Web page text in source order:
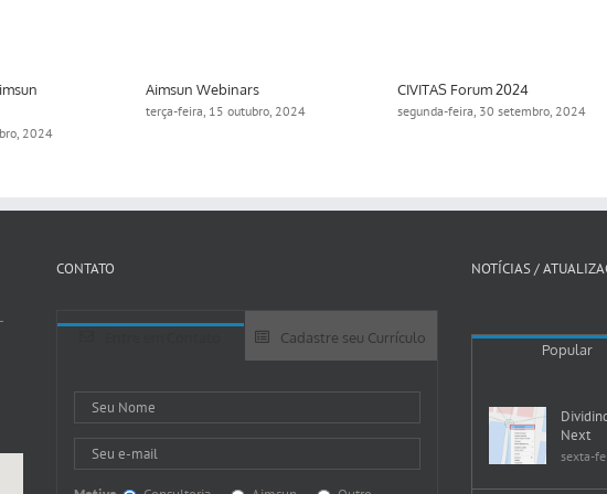
2024
Aimsun Webinars
terça-feira, 15 outubro, 2024
CIVITAS Forum 2024
segunda-feira, 30 setembro, 2024
CONTATO
Cadastre seu Currículo
NOTÍCIAS /
Popular
Next
sexta-